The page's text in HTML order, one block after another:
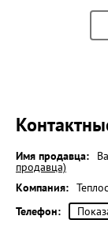
Имя продавца:
продавца)
Компания:
Телефон: